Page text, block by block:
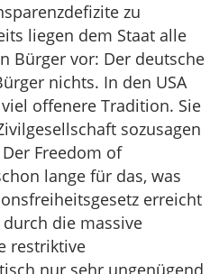
zu
liegen dem Staat alle
Bürger vor: Der deutsche
nichts. In den USA
offenere Tradition. Sie
sozusagen
Freedom of
lange für das, was
erreicht
die massive
restriktive
nur sehr ungenügend